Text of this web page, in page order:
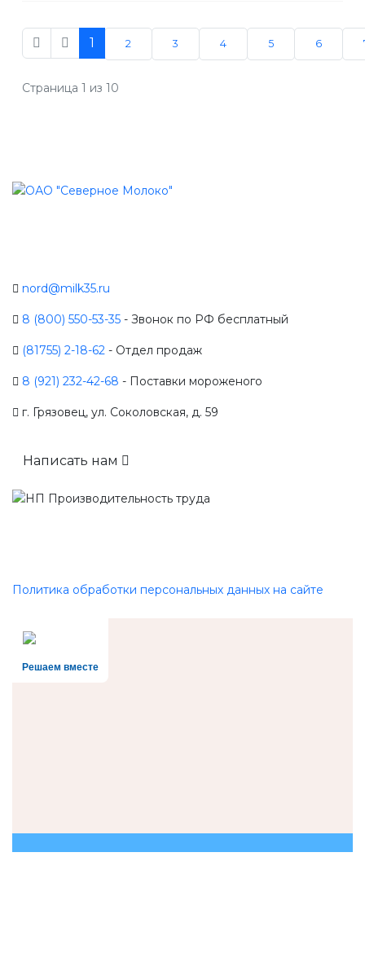
1 2 3 4 5 6
Страница 1 из 10
nord@milk35.ru
8 (800) 550-53-35 - Звонок по РФ бесплатный
(81755) 2-18-62 - Отдел продаж
8 (921) 232-42-68 - Поставки мороженого
г. Грязовец, ул. Соколовская, д. 59
Написать нам
Политика обработки персональных данных на сайте
Решаем вместе